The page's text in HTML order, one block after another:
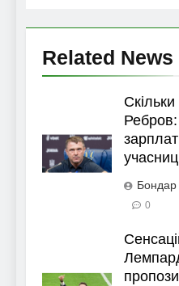
Related News
Ребров:
Бондар
0